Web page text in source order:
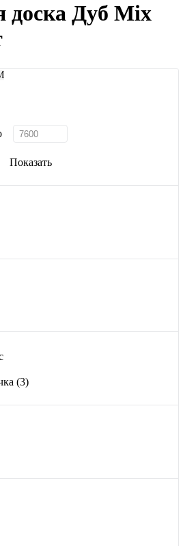
доска Дуб Mix
Показать
(3)